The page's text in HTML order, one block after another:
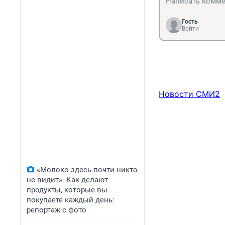
«Молоко здесь почти никто
не видит». Как делают
продукты, которые вы
покупаете каждый день:
репортаж с фото
Гость
Войти
Новости СМИ2